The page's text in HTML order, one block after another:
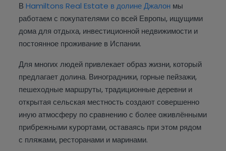
ВHamiltons Real Estate в долине Джалон мы
работаем с покупателями со всей Европы, ищущими
дома для отдыха, инвестиционной недвижимости и
постоянное проживание в Испании.
Для многих людей привлекает образ жизни, который
предлагает долина. Виноградники, горные пейзажи,
пешеходные маршруты, традиционные деревни и
открытая сельская местность создают совершенно
иную атмосферу по сравнению с более оживлёнными
прибрежными курортами, оставаясь при этом рядом
с пляжами, ресторанами и маринами.